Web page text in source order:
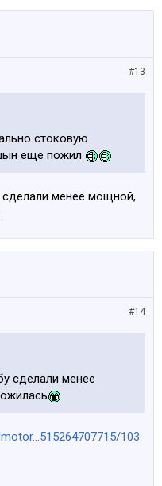
#13
стоковую
еще пожил
сделали менее мощной,
#14
сделали менее
103